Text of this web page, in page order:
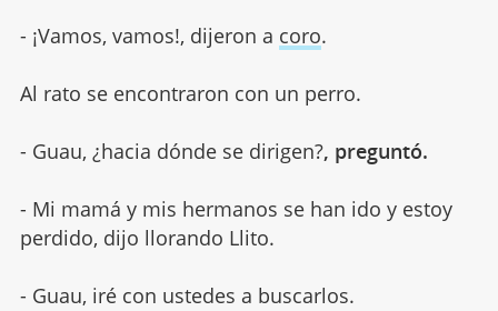
- ¡Vamos, vamos!, dijeron a coro.
Al rato se encontraron con un perro.
- Guau, ¿hacia dónde se dirigen?, preguntó.
- Mi mamá y mis hermanos se han ido y estoy
perdido, dijo llorando Llito.
- Guau, iré con ustedes a buscarlos.